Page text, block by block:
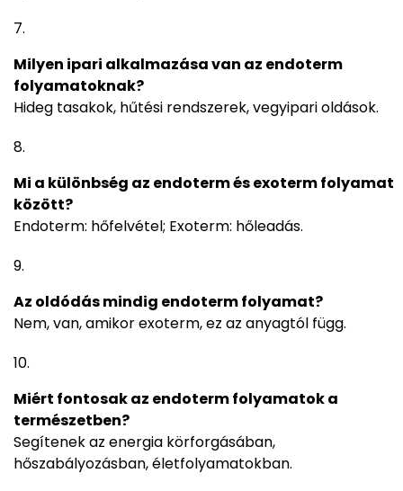
Milyen ipari alkalmazása van az endoterm
folyamatoknak?
Hideg tasakok, hűtési rendszerek, vegyipari oldások.
Mi a különbség az endoterm és exoterm folyamat
között?
Endoterm: hőfelvétel; Exoterm: hőleadás.
Az oldódás mindig endoterm folyamat?
Nem, van, amikor exoterm, ez az anyagtól függ.
Miért fontosak az endoterm folyamatok a
természetben?
Segítenek az energia körforgásában,
hőszabályozásban, életfolyamatokban.